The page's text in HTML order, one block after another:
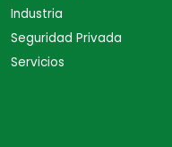
Industria
Seguridad Privada
Servicios